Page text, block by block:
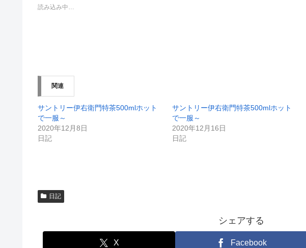
e
ィ
ン
ド
ウ
開
き
ま
す
)
す
く
い
新
し
ウ
ィ
読み込み中…
関連
サントリー伊右衛門特茶500mlホット
で一服～
2020年12月8日
日記
サントリー伊右衛門特茶500mlホット
で一服～
2020年12月16日
日記
日記
シェアする
X Facebook